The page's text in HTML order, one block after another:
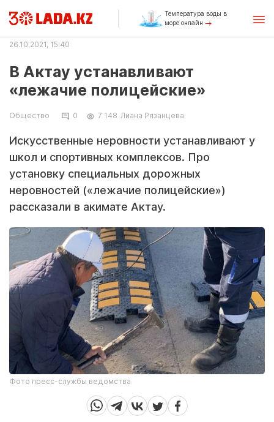
Температура воды в
море онлайн
26.10.2021, 15:40
В Актау устанавливают
«лежачие полицейские»
Общество 0 7 148 Лиана Рязанцева
Искусственные неровности устанавливают у
школ и спортивных комплексов. Про
установку специальных дорожных
неровностей («лежачие полицейские»)
рассказали в акимате Актау.
Фото пресс-службы ведомства